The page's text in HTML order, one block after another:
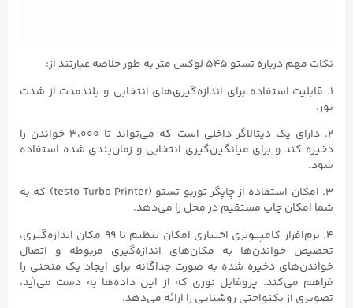
نکات مهم درباره تستو ۵۴۵ لوکس متر به طور خلاصه عبارتند از:
۱. قابلیت استفاده برای اندازه‌گیری‌های انتخابی و بلندمدت از شدت
نور.
۲. دارای یک دیتالاگر داخلی است که می‌تواند تا ۳،۰۰۰ خواندن را
ذخیره کند و برای میانگین‌گیری انتخابی و زمان‌بندی شده استفاده
شود.
۳. امکان استفاده از چاپگر توربو تستو (testo Turbo Printer) که به
شما امکان چاپ مستقیم در محل را می‌دهد.
۴. نرم‌افزار کامپیوتری اختیاری امکان تنظیم تا ۹۹ مکان اندازه‌گیری،
تخصیص خواندن‌ها به مکان‌های اندازه‌گیری مربوطه و اتصال
خواندن‌های ذخیره شده به صورت جداگانه برای ایجاد یک منحنی را
فراهم می‌کند. پروفایل نوری که از این داده‌ها به دست می‌آید،
تصویری از یکنواختی روشنایی را ارائه می‌دهد.